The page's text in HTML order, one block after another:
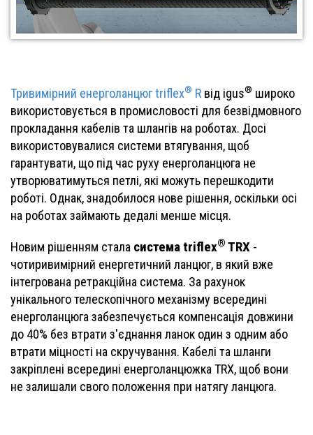
Тривимірний енерголанцюг triflex® R від igus® широко
використовується в промисловості для безвідмовного
прокладання кабелів та шлангів на роботах. Досі
використовувалися системи втягування, щоб
гарантувати, що під час руху енерголанцюга не
утворюватимуться петлі, які можуть перешкодити
роботі. Однак, знадобилося нове рішення, оскільки осі
на роботах займають дедалі менше місця.
Новим рішенням стала система triflex® TRX -
чотиривимірний енергетичний ланцюг, в який вже
інтегрована ретракційна система. За рахунок
унікального телескопічного механізму всередині
енерголанцюга забезпечується компенсація довжини
до 40% без втрати з'єднання ланок один з одним або
втрати міцності на скручування. Кабелі та шланги
закріплені всередині енерголанцюжка TRX, щоб вони
не залишали свого положення при натягу ланцюга.